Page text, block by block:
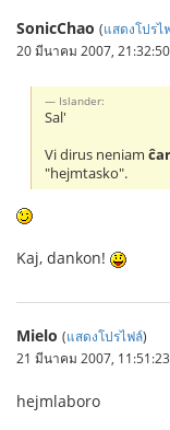
SonicChao (แสดงโปรไ
20 มีนาคม 2007, 21:32:50
Islander:
Sal'
Vi dirus neniam
"hejmtasko".
Kaj, dankon!
Mielo (แสดงโปรไฟล์)
21 มีนาคม 2007, 11:51:23
hejmlaboro